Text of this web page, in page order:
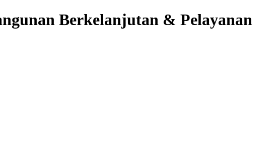
Berkelanjutan & Pelayanan